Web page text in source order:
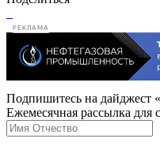
РЕКЛАМА
Подпишитесь на дайджест
Ежемесячная рассылка для